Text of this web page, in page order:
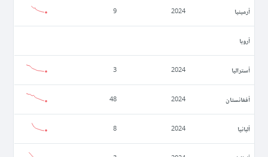
أرمينيا 2024
9
أروبا
أستراليا 2024
3
أفغانستان 2024
48
ألبانيا 2024
8